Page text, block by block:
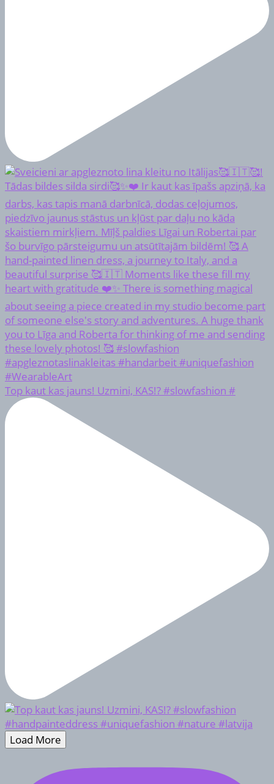
Top kaut kas jauns! Uzmini, KAS!? #slowfashion #
Load More